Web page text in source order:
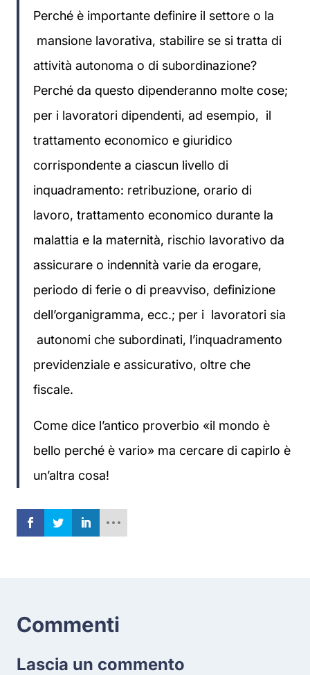
Perché è importante definire il settore o la
mansione lavorativa, stabilire se si tratta di
attività autonoma o di subordinazione?
Perché da questo dipenderanno molte cose;
per i lavoratori dipendenti, ad esempio, il
trattamento economico e giuridico
corrispondente a ciascun livello di
inquadramento: retribuzione, orario di
lavoro, trattamento economico durante la
malattia e la maternità, rischio lavorativo da
assicurare o indennità varie da erogare,
periodo di ferie o di preavviso, definizione
dell’organigramma, ecc.; per i lavoratori sia
autonomi che subordinati, l’inquadramento
previdenziale e assicurativo, oltre che
fiscale.
Come dice l’antico proverbio «il mondo è
bello perché è vario» ma cercare di capirlo è
un’altra cosa!
Commenti
Lascia un commento